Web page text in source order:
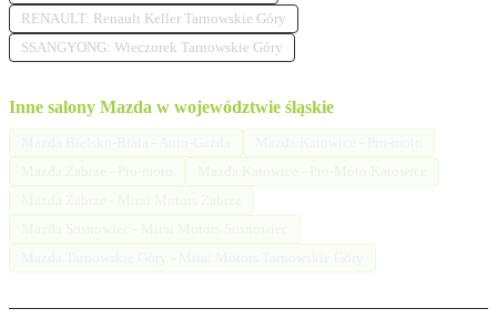
RENAULT: Renault Keller Tarnowskie Góry
SSANGYONG: Wieczorek Tarnowskie Góry
Inne salony Mazda w województwie śląskie